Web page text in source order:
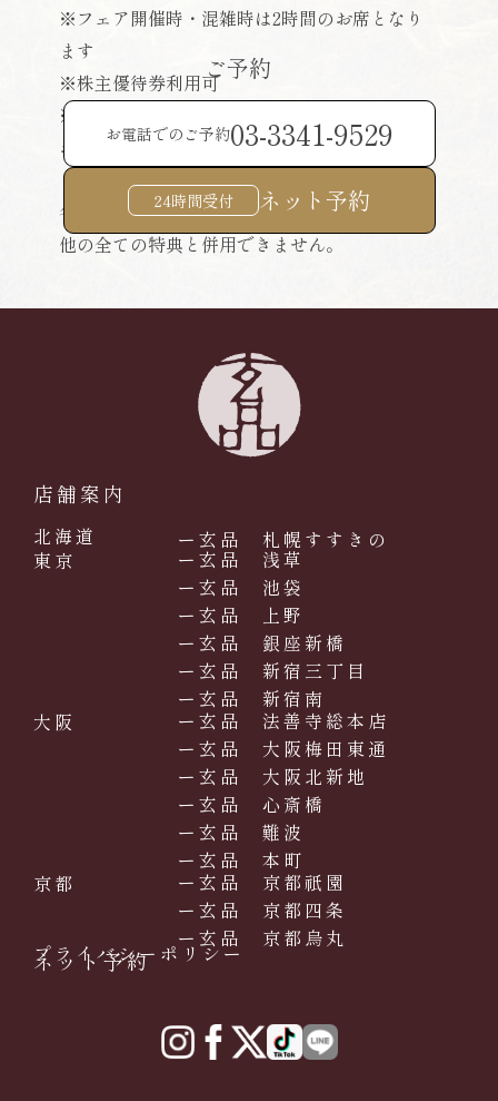
※フェア開催時・混雑時は2時間のお席となり
ます
※株主優待券利用可
※スムーズな料理提供のため、事前のご予約を
お勧めいたします
【株主優待券ご利用について】
各種フェア、クーポン類・割引券・優待券など
他の全ての特典と併用できません。
ご予約
お電話でのご予約03-3341-9529
24時間受付 ネット予約
店舗案内
北海道 ー玄品 札幌すすきの
東京
ー玄品 浅草
ー玄品 池袋
ー玄品 上野
ー玄品 銀座新橋
ー玄品 新宿三丁目
ー玄品 新宿南
大阪
ー玄品 法善寺総本店
ー玄品 大阪梅田東通
ー玄品 大阪北新地
ー玄品 心斎橋
ー玄品 難波
ー玄品 本町
京都
ー玄品 京都祇園
ー玄品 京都四条
ー玄品 京都烏丸
ネット予約
プライバシーポリシー